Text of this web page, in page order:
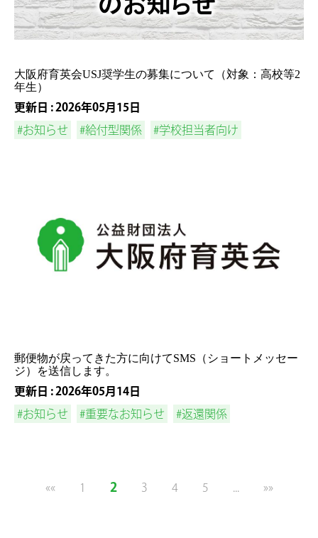
大阪府育英会USJ奨学生の募集について（対象：高校等2
年生）
更新日 : 2026年05月15日
#お知らせ
#給付型関係 #学校担当者向け
郵便物が戻ってきた方に向けてSMS（ショートメッセー
ジ）を送信します。
更新日 : 2026年05月14日
#お知らせ
#重要なお知らせ #返還関係
«« 1 2 3 4 5 »»